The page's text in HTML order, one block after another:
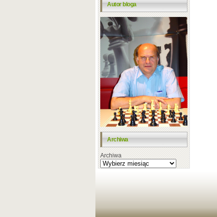
Autor bloga
Archiwa
Archiwa